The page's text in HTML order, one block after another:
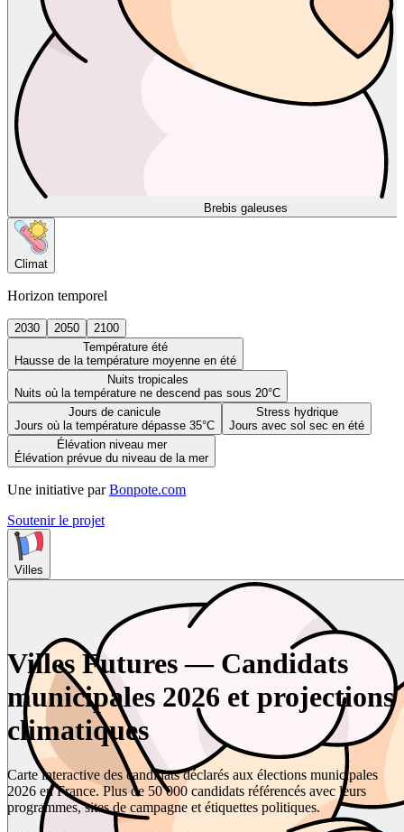
Brebis galeuses
Climat
Horizon temporel
2030 2050
2100
Température été
Hausse de la température moyenne en été
Nuits tropicales
Nuits où la température ne descend pas sous 20°C
Jours de canicule
Jours où la température dépasse 35°C
Stress hydrique
Jours avec sol sec en été
Élévation niveau mer
Élévation prévue du niveau de la mer
Une initiative par Bonpote.com
Soutenir le projet
Villes
Villes Futures — Candidats
municipales 2026 et projections
climatiques
Carte interactive des candidats déclarés aux élections municipales
2026 en France. Plus de 50 000 candidats référencés avec leurs
programmes, sites de campagne et étiquettes politiques.